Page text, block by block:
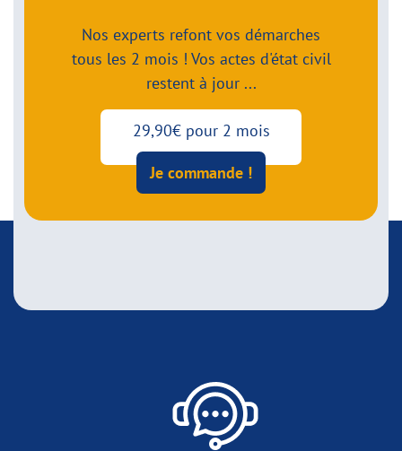
Nos experts refont vos démarches
tous les 2 mois ! Vos actes d'état civil
restent à jour ...
29,90€ pour 2 mois
Je commande !